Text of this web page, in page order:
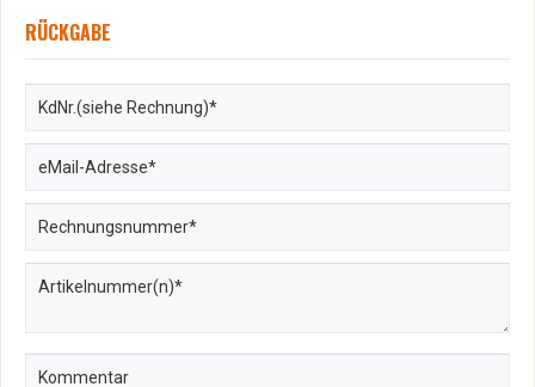
RÜCKGABE